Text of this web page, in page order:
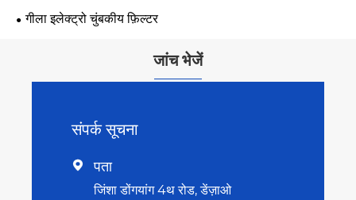
गीला इलेक्ट्रो चुंबकीय फ़िल्टर
जांच भेजें
संपर्क सूचना
 पता
जिंशा डोंगयांग 4थ रोड, डेंज़ाओ